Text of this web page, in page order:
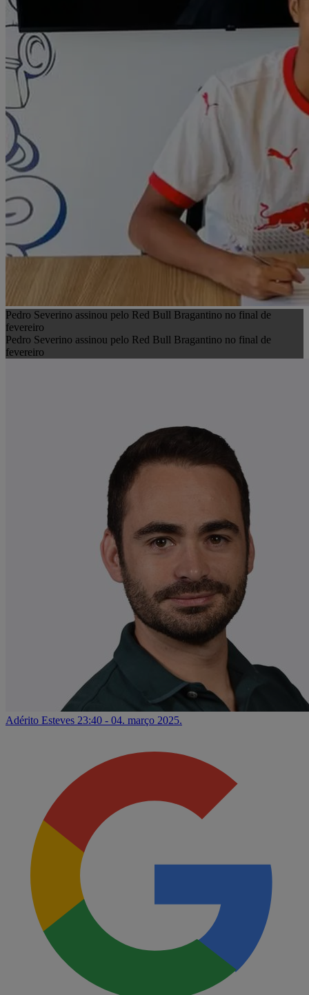
Pedro Severino assinou pelo Red Bull Bragantino no final de
fevereiro
Pedro Severino assinou pelo Red Bull Bragantino no final de
fevereiro
Adérito Esteves 23:40 - 04. março 2025.